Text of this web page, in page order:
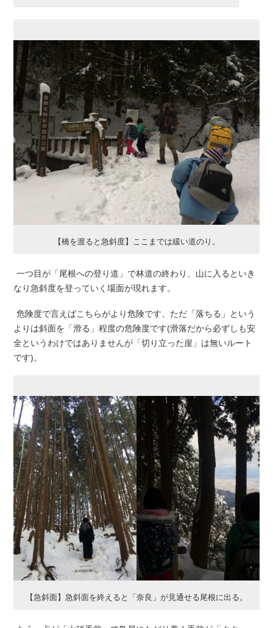
【橋を渡ると急斜度】ここまでは緩い道のり。
一つ目が「尾根への登り道」で林道の終わり、山に入るといき
なり急斜度を登っていく場面が現れます。
危険度で言えばこちらがより危険です、ただ「落ちる」という
よりは斜面を「滑る」程度の危険度です(滑落だから必ずしも安
全というわけではありませんが「切り立った崖」は無いルート
です)。
【急斜面】急斜面を終えると「奈良」が見通せる尾根に出る。